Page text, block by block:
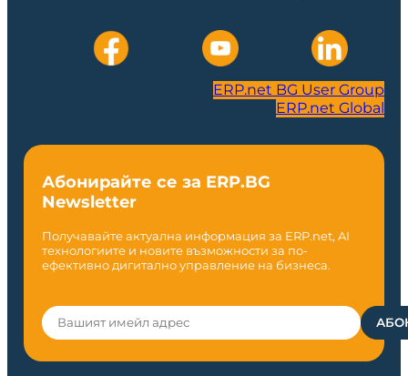
ERP.net BG User Group
ERP.net Global
Абонирайте се за ERP.BG
Newsletter
Получавайте актуална информация за ERP.net, AI
технологиите и новите възможности за по-
ефективно дигитално управление на бизнеса.